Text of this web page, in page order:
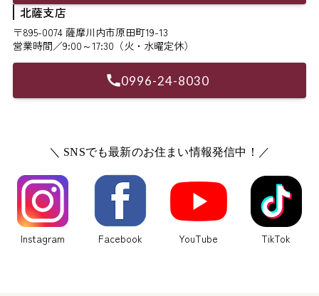
北薩支店
〒895-0074 薩摩川内市原田町19-13
営業時間／9:00～17:30（火・水曜定休）
0996-24-8030
＼ SNSでも最新のお住まい情報発信中！／
Instagram Facebook YouTube TikTok